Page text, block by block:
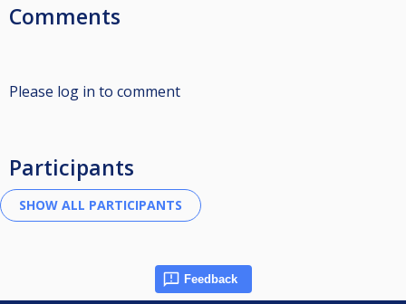
Comments
Please log in to comment
Participants
Feedback